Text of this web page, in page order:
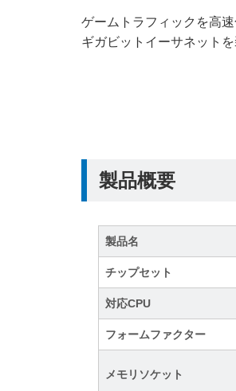
ゲームトラフィックを高
ギガビットイーサネットを
製品概要
製品名
チップセット
対応CPU
フォームファクター
メモリソケット